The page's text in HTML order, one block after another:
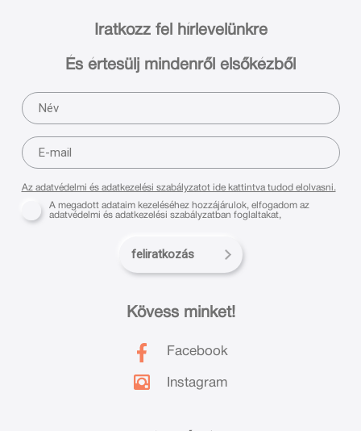
Kövess minket!
Facebook
Instagram
Iratkozz fel hírlevelünkre
És értesülj mindenről elsőkézből
Az adatvédelmi és adatkezelési szabályzatot ide kattintva tudod elolvasni.
A megadott adataim kezeléséhez hozzájárulok, elfogadom az
adatvédelmi és adatkezelési szabályzatban foglaltakat,
feliratkozás